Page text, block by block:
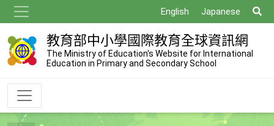
到
主
要
內
English Japanese
尋
教育部中小學國際教育全球資訊網
The Ministry of Education's Website for International
Education in Primary and Secondary School